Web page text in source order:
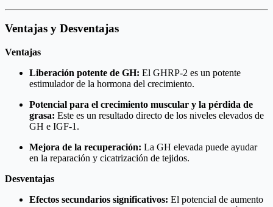
Ventajas y Desventajas
Ventajas
Liberación potente de GH: El GHRP-2 es un potente
estimulador de la hormona del crecimiento.
Potencial para el crecimiento muscular y la pérdida de
grasa: Este es un resultado directo de los niveles elevados de
GH e IGF-1.
Mejora de la recuperación: La GH elevada puede ayudar
en la reparación y cicatrización de tejidos.
Desventajas
Efectos secundarios significativos: El potencial de aumento